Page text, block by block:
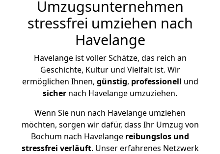
Umzugsunternehmen
stressfrei umziehen nach
Havelange
Havelange ist voller Schätze, das reich an
Geschichte, Kultur und Vielfalt ist. Wir
ermöglichen Ihnen, günstig, professionell und
sicher nach Havelange umzuziehen.
Wenn Sie nun nach Havelange umziehen
möchten, sorgen wir dafür, dass Ihr Umzug von
Bochum nach Havelange reibungslos und
stressfrei verläuft. Unser erfahrenes Netzwerk